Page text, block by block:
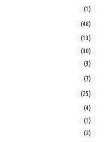
(1)
(48)
(13)
(30)
(3)
(7)
(25)
(4)
(1)
(2)